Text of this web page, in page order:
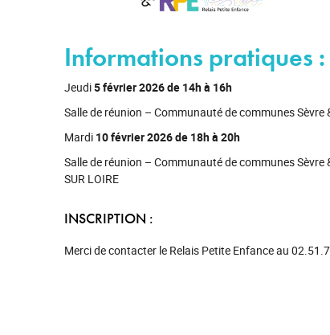
Informations pratiques :
Jeudi5 février 2026 de 14h à 16h
Salle de réunion – Communauté de communes
Mardi 10 février 2026 de 18h à 20h
Salle de réunion – Communauté de communes
SUR LOIRE
INSCRIPTION :
Merci de contacter le Relais Petite Enfance au